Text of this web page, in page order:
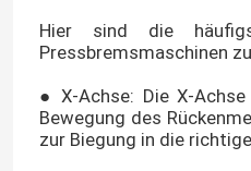
Hier sind die
Pressbremsmaschinen
● X-Achse: Die X-
Bewegung des
zur Biegung in die